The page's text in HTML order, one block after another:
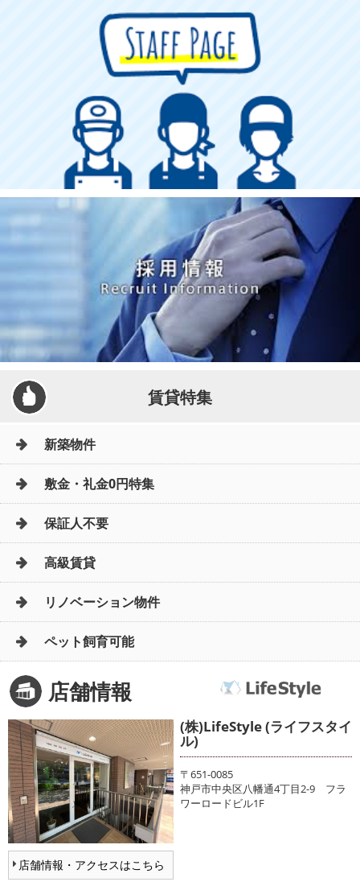
賃貸特集
新築物件
敷金・礼金0円特集
保証人不要
高級賃貸
リノベーション物件
ペット飼育可能
店舗情報
店舗情報・アクセスはこちら
(株)LifeStyle (ライフスタイ
ル)
〒651-0085
神戸市中央区八幡通4丁目2-9 フラ
ワーロードビル1F